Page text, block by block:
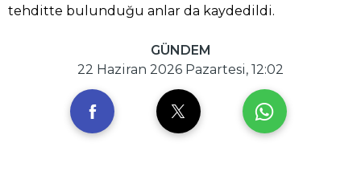
tehditte bulunduğu anlar da kaydedildi.
GÜNDEM
22 Haziran 2026 Pazartesi, 12:02